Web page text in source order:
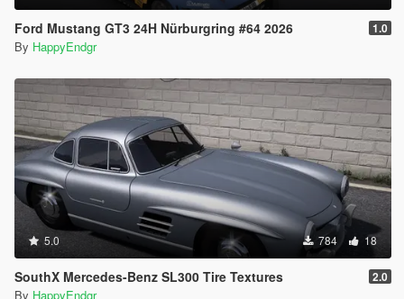
Ford Mustang GT3 24H Nürburgring #64 2026 1.0
By HappyEndgr
5.0 784 18
SouthX Mercedes-Benz SL300 Tire Textures 2.0
By HappyEndgr